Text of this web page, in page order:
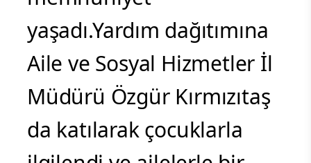
malzemelerini bizzat
takdim ederken, etkinlik
boyunca aileler ve
çocuklar büyük bir
memnuniyet